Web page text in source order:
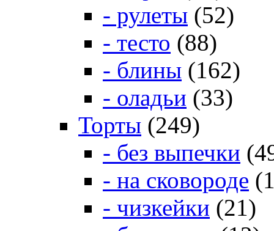
- рулеты (52)
- тесто (88)
- блины (162)
- оладьи (33)
Торты (249)
- без выпечки
- на сковороде
- чизкейки (21)